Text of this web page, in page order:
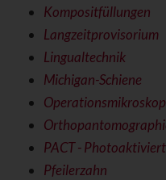
Kompositfüllungen
Langzeitprovisorium
Lingualtechnik
Michigan-Schiene
Operationsmikroskop
PACT -
Pfeilerzahn